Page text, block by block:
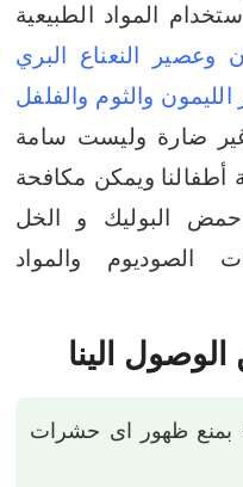
المواد الطبيعية
وعصير النعناع البري
والثوم والفلفل
غير ضارة وليست سامة
ويمكن مكافحة
حمض البوليك و الخل
الصوديوم والمواد
الينا
بمنع ظهور اى حشرات